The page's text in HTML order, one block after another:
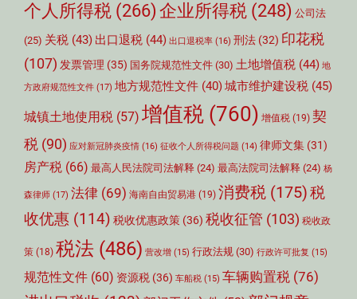
个人所得税 (266) 企业所得税 (248) 公司法
(25) 关税 (43) 出口退税 (44) 出口退税率 (16) 刑法 (32) 印花税
(107) 发票管理 (35) 国务院规范性文件 (30) 土地增值税 (44) 地
方政府规范性文件 (17) 地方规范性文件 (40)城市维护建设税 (45)
城镇土地使用税 (57) 增值税 (760) 增值税 (19) 契
税 (90) 应对新冠肺炎疫情 (16) 征收个人所得税问题 (14) 律师文集 (31)
房产税 (66) 最高人民法院司法解释 (24) 最高法院司法解释 (24) 杨
森律师 (17) 法律 (69) 海南自由贸易港 (19) 消费税 (175)税
收优惠 (114) 税收优惠政策 (36) 税收征管 (103) 税收政
策 (18) 税法 (486) 营改增 (15) 行政法规 (30) 行政许可批复 (15)
规范性文件 (60) 资源税 (36) 车船税 (15) 车辆购置税 (76)